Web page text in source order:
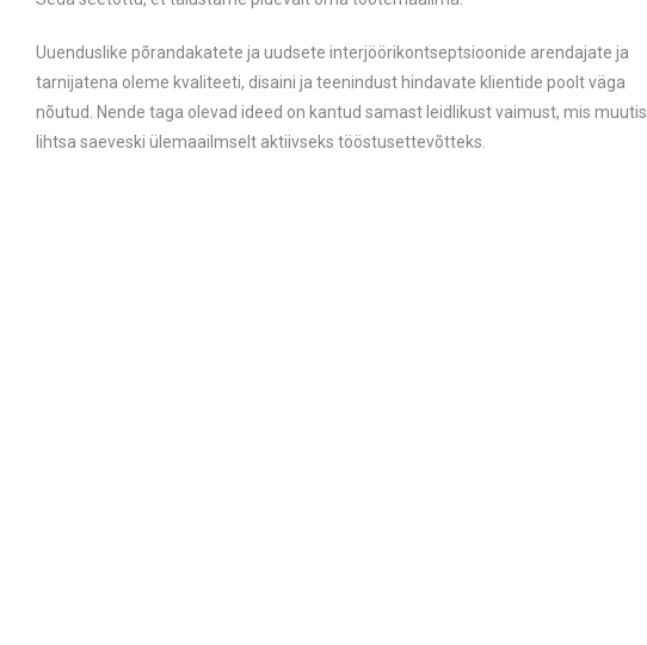
Uuenduslike põrandakatete ja uudsete interjöörikontseptsioonide arendajate ja
tarnijatena oleme kvaliteeti, disaini ja teenindust hindavate klientide poolt väga
nõutud. Nende taga olevad ideed on kantud samast leidlikust vaimust, mis muutis
lihtsa saeveski ülemaailmselt aktiivseks tööstusettevõtteks.